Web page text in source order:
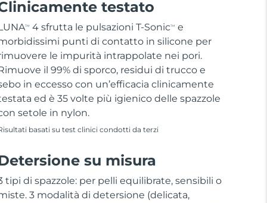
testato
TM 4 sfrutta le pulsazioni T-SonicTM
e
punti di contatto in silicone per
le impurità intrappolate nei pori.
il 99% di sporco, residui di trucco e
in eccesso con un’efficacia clinicamente
ed è 35 volte più igienico delle spazzole
setole in nylon.
basati su test clinici condotti da terzi
su misura
tipi di spazzole: per pelli equilibrate, sensibili o
3 modalità di detersione (delicata,